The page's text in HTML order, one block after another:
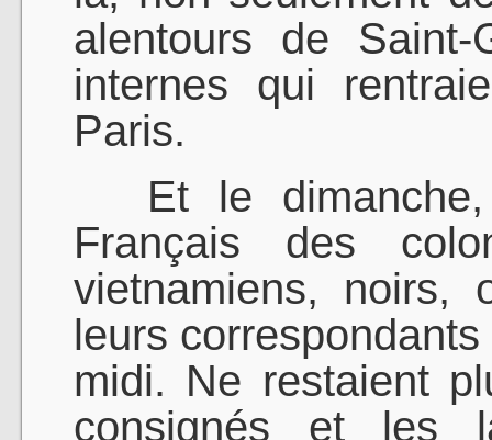
alentours de
internes qui
Paris.
Et le dimanche,
Français des
vietnamiens, noirs,
leurs
midi. Ne restaient
consignés et les